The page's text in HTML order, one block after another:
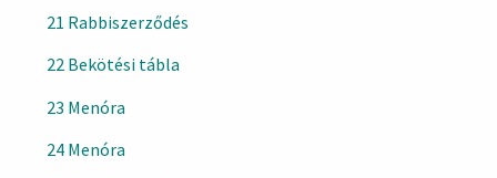
21 Rabbiszerződés
22 Bekötési tábla
23 Menóra
24 Menóra